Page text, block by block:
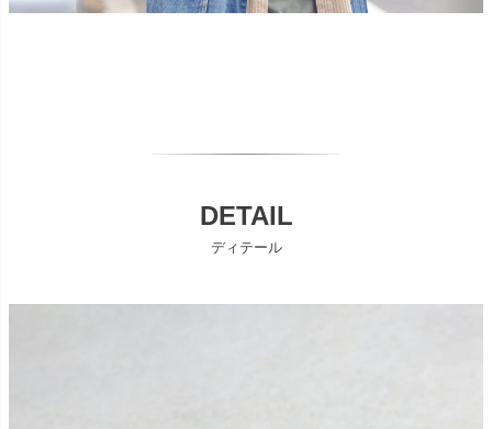
DETAIL
ディテール